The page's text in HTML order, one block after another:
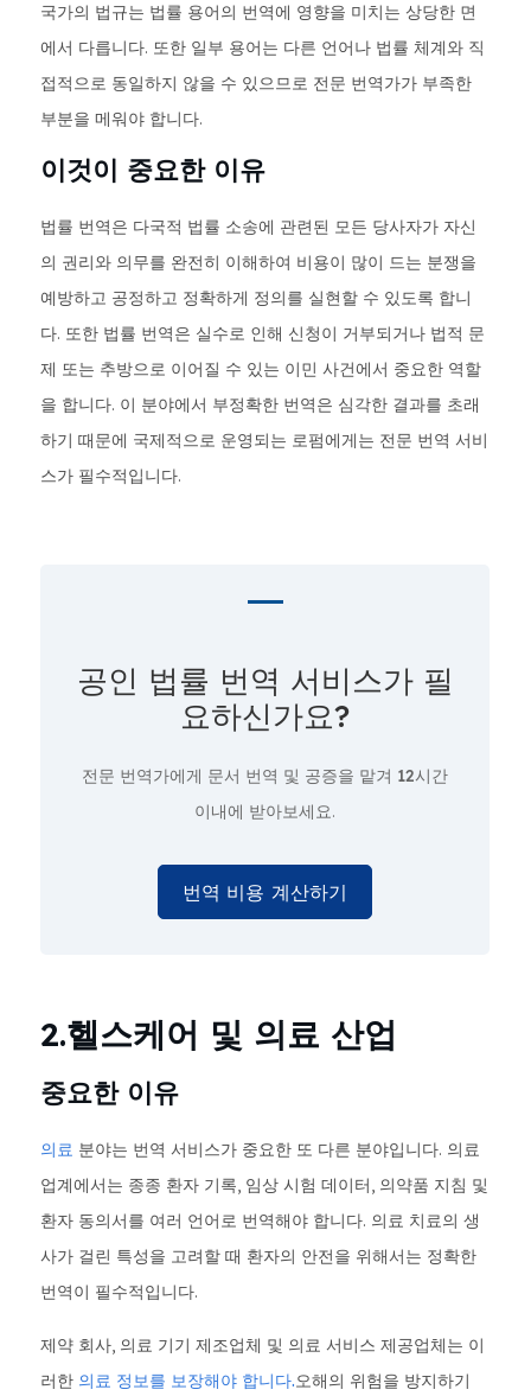
국가의 법규는 법률 용어의 번역에 영향을 미치는 상당한 면
에서 다릅니다. 또한 일부 용어는 다른 언어나 법률 체계와 직
접적으로 동일하지 않을 수 있으므로 전문 번역가가 부족한
부분을 메워야 합니다.
이것이 중요한 이유
법률 번역은 다국적 법률 소송에 관련된 모든 당사자가 자신
의 권리와 의무를 완전히 이해하여 비용이 많이 드는 분쟁을
예방하고 공정하고 정확하게 정의를 실현할 수 있도록 합니
다. 또한 법률 번역은 실수로 인해 신청이 거부되거나 법적 문
제 또는 추방으로 이어질 수 있는 이민 사건에서 중요한 역할
을 합니다. 이 분야에서 부정확한 번역은 심각한 결과를 초래
하기 때문에 국제적으로 운영되는 로펌에게는 전문 번역 서비
스가 필수적입니다.
공인 법률 번역 서비스가 필
요하신가요?
전문 번역가에게 문서 번역 및 공증을 맡겨 12시간
이내에 받아보세요.
번역 비용 계산하기
2.헬스케어 및 의료 산업
중요한 이유
의료 분야는 번역 서비스가 중요한 또 다른 분야입니다. 의료
업계에서는 종종 환자 기록, 임상 시험 데이터, 의약품 지침 및
환자 동의서를 여러 언어로 번역해야 합니다. 의료 치료의 생
사가 걸린 특성을 고려할 때 환자의 안전을 위해서는 정확한
번역이 필수적입니다.
제약 회사, 의료 기기 제조업체 및 의료 서비스 제공업체는 이
러한 의료 정보를 보장해야 합니다.오해의 위험을 방지하기